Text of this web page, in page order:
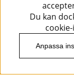
Du kan
Anpassa